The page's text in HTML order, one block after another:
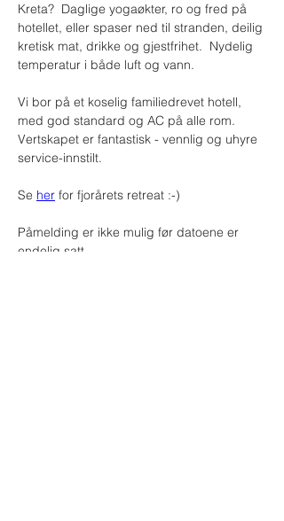
Kreta?  Daglige yogaøkter, ro og fred på
hotellet, eller spaser ned til stranden, deilig
kretisk mat, drikke og gjestfrihet.  Nydelig
temperatur i både luft og vann.
Vi bor på et koselig familiedrevet hotell,
med god standard og AC på alle rom.
Vertskapet er fantastisk - vennlig og uhyre
service-innstilt.
Se her for fjorårets retreat :-)
Påmelding er ikke mulig før datoene er
endelig satt.